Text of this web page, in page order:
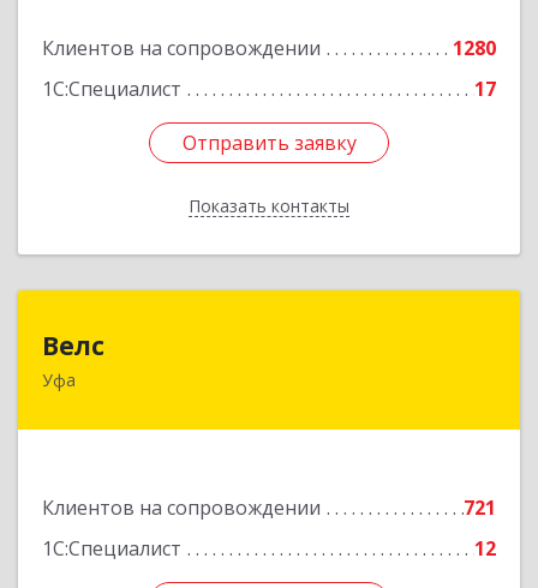
Клиентов на сопровождении
1280
1С:Специалист
17
Отправить заявку
Показать контакты
Отправить заявку
Назад
Велс
Уфа
Клиентов на сопровождении
721
1С:Специалист
12
450071, Башкортостан Респ, Уфа г, 50 лет СССР